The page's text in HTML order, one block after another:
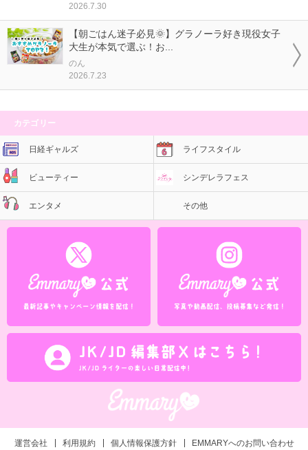
2026.7.30
【朝ごはん迷子必見🌞】グラノーラ好き現役女子
大生が本気で選ぶ！お...
のん
2026.7.23
カテゴリー
日経ギャルズ ライフスタイル
ビューティー シンデレラフェス
エンタメ その他
運営会社 利用規約 個人情報保護方針 EMMARYへのお問い合わせ